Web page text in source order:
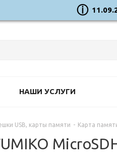
НАШИ УСЛУГИ
USB, карты памяти - Карта